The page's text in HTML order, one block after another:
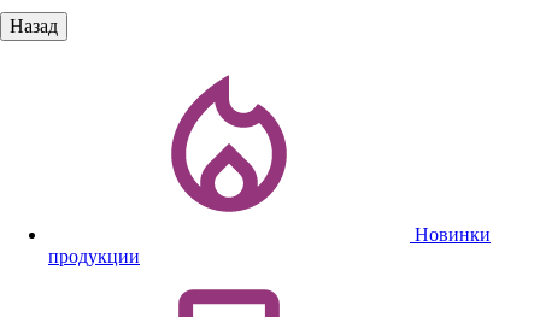
Назад
Новинки
продукции